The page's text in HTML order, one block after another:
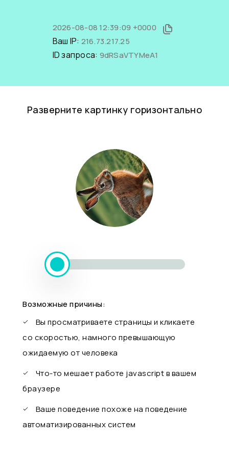
2026-08-08 12:39:09 +0000
Ваш IP: 216.73.217.25
ID запроса: 9dRSaVTYMeA1
Разверните картинку горизонтально
Возможные причины:
Вы просматриваете страницы и кликаете
со скоростью, намного превышающую
ожидаемую от человека
Что-то мешает работе javascript в вашем
браузере
Ваше поведение похоже на поведение
автоматизированных систем